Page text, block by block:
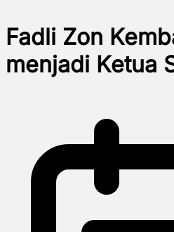
Fadli Zon
menjadi Ketua